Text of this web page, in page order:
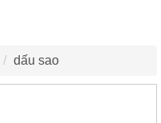
dấu sao